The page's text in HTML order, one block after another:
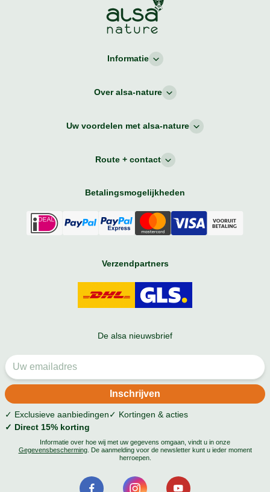
Informatie
Over alsa-nature
Uw voordelen met alsa-nature
Route + contact
Betalingsmogelijkheden
Verzendpartners
De alsa nieuwsbrief
✓ Exclusieve aanbiedingen✓ Kortingen & acties
✓ Direct 15% korting
Informatie over hoe wij met uw gegevens omgaan, vindt u in onze
Gegevensbescherming. De aanmelding voor de newsletter kunt u ieder moment
herroepen.